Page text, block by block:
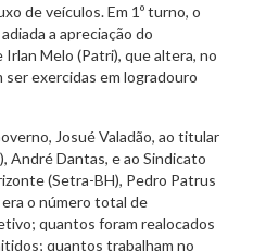
de veículos. Em 1º turno, o
a apreciação do
Irlan Melo (Patri), que altera, no
exercidas em logradouro
Josué Valadão, ao titular
André Dantas, e ao Sindicato
(Setra-BH), Pedro Patrus
o número total de
quantos foram realocados
quantos trabalham no